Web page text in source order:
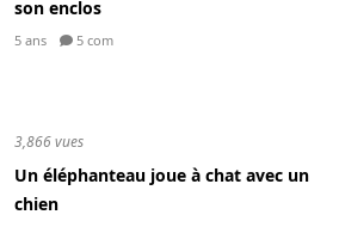
son enclos
5 ans 5 com
3,866 vues
Un éléphanteau joue à chat avec un
chien